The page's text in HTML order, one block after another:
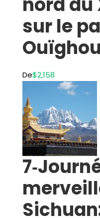
sur le
De$2,158